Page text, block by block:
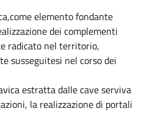
elemento fondante
dei complementi
radicato nel territorio,
susseguitesi nel corso dei
estratta dalle cave serviva
la realizzazione di portali